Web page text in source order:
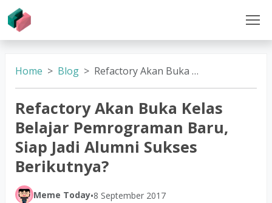
Home Blog Refactory Akan Buka Kelas Belajar Pemrograman Baru, Siap Jadi Alumni Sukses Berikutnya?
Refactory Akan Buka Kelas
Belajar Pemrograman Baru,
Siap Jadi Alumni Sukses
Berikutnya?
Meme Today•8 September 2017